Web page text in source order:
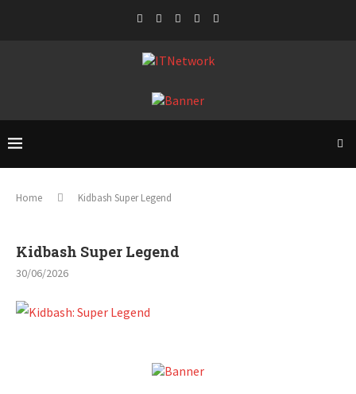
Home Kidbash Super Legend
Kidbash Super Legend
30/06/2026